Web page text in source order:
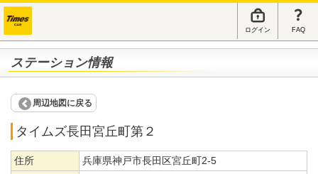
ログイン FAQ
ステーション情報
周辺地図に戻る
タイムズ長田宮丘町第２
住所 兵庫県神戸市長田区宮丘町2-5